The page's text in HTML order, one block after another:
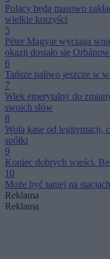
Polacy będą masowo
wielkie korzyści
5
Péter Magyar wyciąga
okazji dostało się
6
Tańsze paliwo jeszcze w
7
Wiek emerytalny do
swoich słów
8
Wolą kasę od legitymacji,
spółki
9
Koniec dobrych wieści.
10
Może być taniej na
Reklama
Reklama